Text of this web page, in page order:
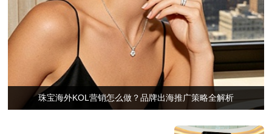
珠宝海外KOL营销怎么做？品牌出海推广策略全解析